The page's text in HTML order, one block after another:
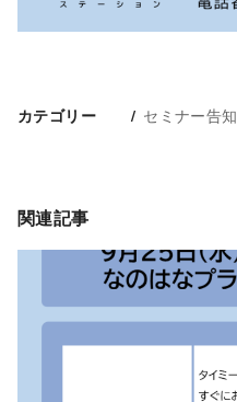
カテゴリー セミナー告知
関連記事